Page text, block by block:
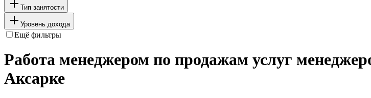
Тип занятости
Уровень дохода
Ещё фильтры
Работа менеджером по продажам услуг
Аксарке